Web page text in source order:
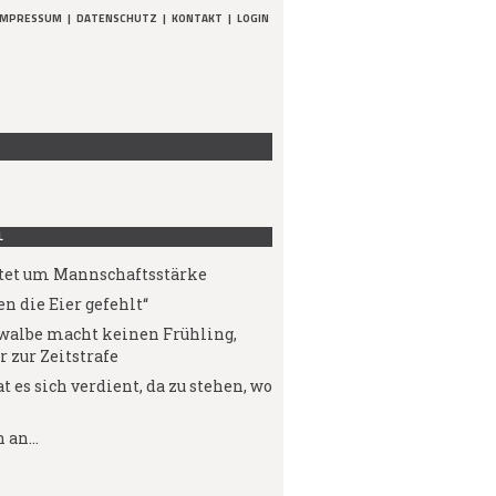
| DATENSCHUTZ | KONTAKT | LOGIN
um Mannschaftsstärke
die Eier gefehlt“
macht keinen Frühling,
zur Zeitstrafe
es sich verdient, da zu stehen, wo
an...